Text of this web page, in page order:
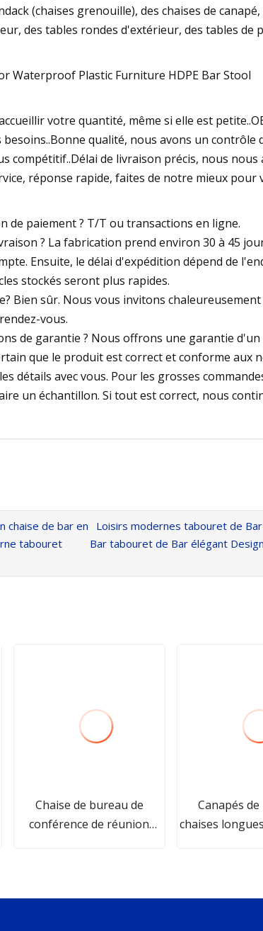
(chaises grenouille), des chaises de
des tables rondes d'extérieur, des tables de
votre quantité, même si elle est
qualité, nous avons un
compétitif..Délai de livraison précis, nous
réponse rapide, faites de notre mieux pour
de paiement ? T/T ou transactions en ligne.
? La fabrication prend environ 30 à 45
Ensuite, le délai d'expédition dépend de
stockés seront plus rapides.
Bien sûr. Nous vous invitons
vous.
de garantie ? Nous offrons une garantie
que le produit est correct et conforme aux
détails avec vous. Pour les grosses
un échantillon. Si tout est correct, nous
chaise de bar en
tabouret
Loisirs modernes tabouret de
Bar tabouret de Bar élégant
Chaise de bureau de
conférence de réunion
ergonomique moderne de
Canapés
chaises